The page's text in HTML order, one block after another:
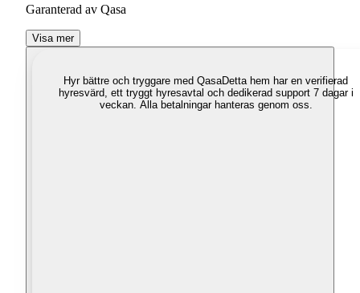
Garanterad av Qasa
Visa mer
Hyr bättre och tryggare med QasaDetta hem har en verifierad
hyresvärd, ett tryggt hyresavtal och dedikerad support 7 dagar i
veckan. Alla betalningar hanteras genom oss.